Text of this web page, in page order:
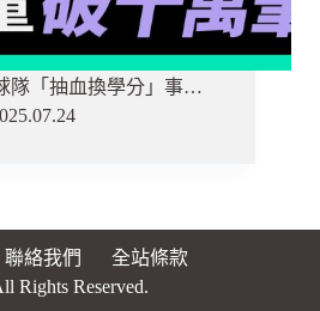
隊「抽血換學分」事…
聯絡我們
全站條款
Rights Reserved.